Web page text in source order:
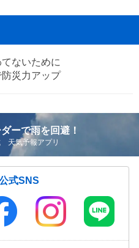
ないために
災力アップ
ーで雨を回避！
天気予報アプリ
式SNS